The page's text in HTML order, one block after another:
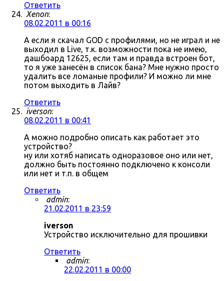
Ответить
Xenon:
08.02.2011 в 00:16
А если я скачал GOD с профилями, но не играл и не
выходил в Live, т.к. возможности пока не имею,
дашбоард 12625, если там и правда встроен бот,
то я уже занесён в список бана? Мне нужно просто
удалить все ломаные профили? И можно ли мне
потом выходить в Лайв?
Ответить
iverson:
08.02.2011 в 00:41
А можно подробно описать как работает это
устройство?
ну или хотяб написать одноразовое оно или нет,
должно быть постоянно подключено к консоли
или нет и т.п. в общем
Ответить
admin:
21.02.2011 в 23:59
iverson
Устройство исключительно для прошивки
Ответить
admin:
22.02.2011 в 00:00